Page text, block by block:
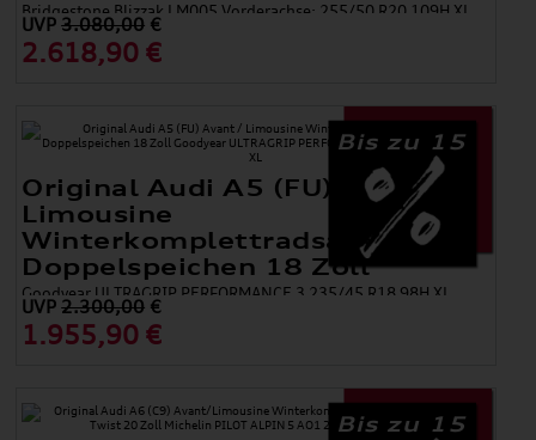
Bridgestone Blizzak LM005 Vorderachse: 255/50 R20 109H XL
8,5Jx20 ET 35 Hinterachse: 285/45 R20 112H XL 10,0Jx20 ET 39
UVP3.080,00 €
2.618,90 €
Bis zu 15
Original Audi A5 (FU) Avant /
Limousine
Winterkomplettradsatz 5-
Doppelspeichen 18 Zoll
Goodyear ULTRAGRIP PERFORMANCE 3 235/45 R18 98H XL
UVP2.300,00 €
1.955,90 €
Bis zu 15